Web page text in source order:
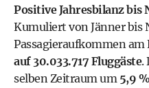
Positive Jahresbilanz bis
Kumuliert von Jänner bis
Passagieraufkommen
auf 30.033.717 Fluggäste.
selben Zeitraum um 5,9